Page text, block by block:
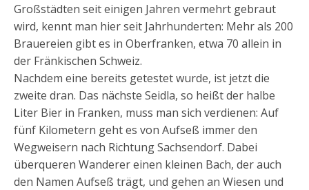
Großstädten seit einigen Jahren vermehrt gebraut
wird, kennt man hier seit Jahrhunderten: Mehr als 200
Brauereien gibt es in Oberfranken, etwa 70 allein in
der Fränkischen Schweiz.
Nachdem eine bereits getestet wurde, ist jetzt die
zweite dran. Das nächste Seidla, so heißt der halbe
Liter Bier in Franken, muss man sich verdienen: Auf
fünf Kilometern geht es von Aufseß immer den
Wegweisern nach Richtung Sachsendorf. Dabei
überqueren Wanderer einen kleinen Bach, der auch
den Namen Aufseß trägt, und gehen an Wiesen und